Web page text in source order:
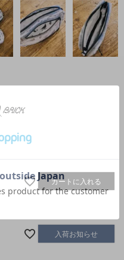
カートに入れる
入荷お知らせ